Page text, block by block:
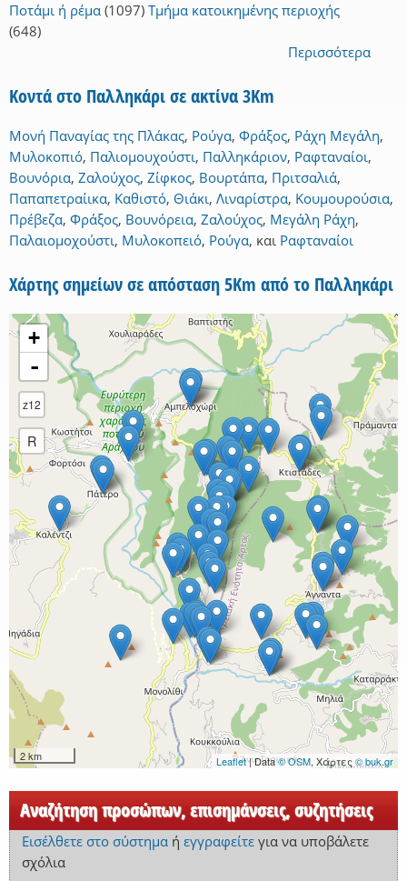
Ποτάμι ή ρέμα (1097) Τμήμα κατοικημένης περιοχής
(648)
Περισσότερα
Κοντά στο Παλληκάρι σε ακτίνα 3Km
Μονή Παναγίας της Πλάκας, Ρούγα, Φράξος, Ράχη Μεγάλη,
Μυλοκοπιό, Παλιομουχούστι, Παλληκάριον, Ραφταναίοι,
Βουνόρια, Ζαλούχος, Ζίφκος, Βουρτάπα, Πριτσαλιά,
Παπαπετραίικα, Καθιστό, Θιάκι, Λιναρίστρα, Κουμουρούσια,
Πρέβεζα, Φράξος, Βουνόρεια, Ζαλούχος, Μεγάλη Ράχη,
Παλαιομοχούστι, Μυλοκοπειό, Ρούγα, και Ραφταναίοι
Χάρτης σημείων σε απόσταση 5Km από το Παλληκάρι
+
-
z12
R
2 km Leaflet| Data© OSM, Χάρτες© buk.gr
Αναζήτηση προσώπων, επισημάνσεις, συζητήσεις
Εισέλθετε στο σύστημαή εγγραφείτεγια να υποβάλετε
σχόλια